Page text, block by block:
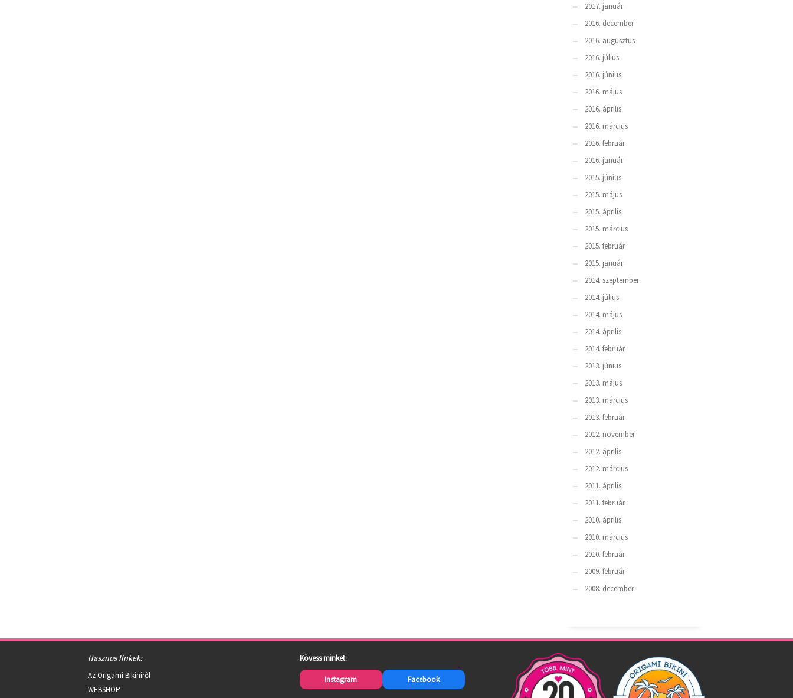
2017. január
2016. december
2016. augusztus
2016. július
2016. június
2016. május
2016. április
2016. március
2016. február
2016. január
2015. június
2015. május
2015. április
2015. március
2015. február
2015. január
2014. szeptember
2014. július
2014. május
2014. április
2014. február
2013. június
2013. május
2013. március
2013. február
2012. november
2012. április
2012. március
2011. április
2011. február
2010. április
2010. március
2010. február
2009. február
2008. december
Hasznos linkek:
Az Origami Bikiniről
WEBSHOP
Kövess minket:
Instagram Facebook